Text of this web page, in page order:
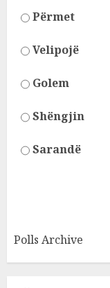
Përmet
Velipojë
Golem
Shëngjin
Sarandë
Polls Archive